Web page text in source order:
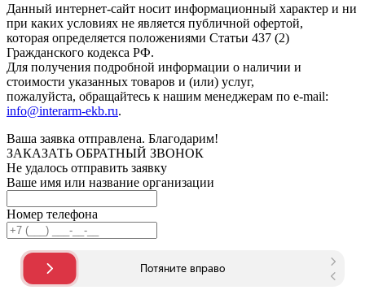
Данный интернет-сайт носит информационный характер и ни
при каких условиях не является публичной офертой,
которая определяется положениями Статьи 437 (2)
Гражданского кодекса РФ.
Для получения подробной информации о наличии и
стоимости указанных товаров и (или) услуг,
пожалуйста, обращайтесь к нашим менеджерам по e-mail:
info@interarm-ekb.ru.
Ваша заявка отправлена. Благодарим!
ЗАКАЗАТЬ ОБРАТНЫЙ ЗВОНОК
Не удалось отправить заявку
Ваше имя или название организации
Номер телефона